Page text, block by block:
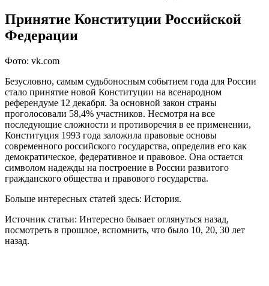
Принятие Конституции Российской
Федерации
Фото: vk.com
Безусловно, самым судьбоносным событием года для России
стало принятие новой Конституции на всенародном
референдуме 12 декабря. За основной закон страны
проголосовали 58,4% участников. Несмотря на все
последующие сложности и противоречия в ее применении,
Конституция 1993 года заложила правовые основы
современного российского государства, определив его как
демократическое, федеративное и правовое. Она остается
символом надежды на построение в России развитого
гражданского общества и правового государства.
Больше интересных статей здесь: История.
Источник статьи: Интересно бывает оглянуться назад,
посмотреть в прошлое, вспомнить, что было 10, 20, 30 лет
назад.